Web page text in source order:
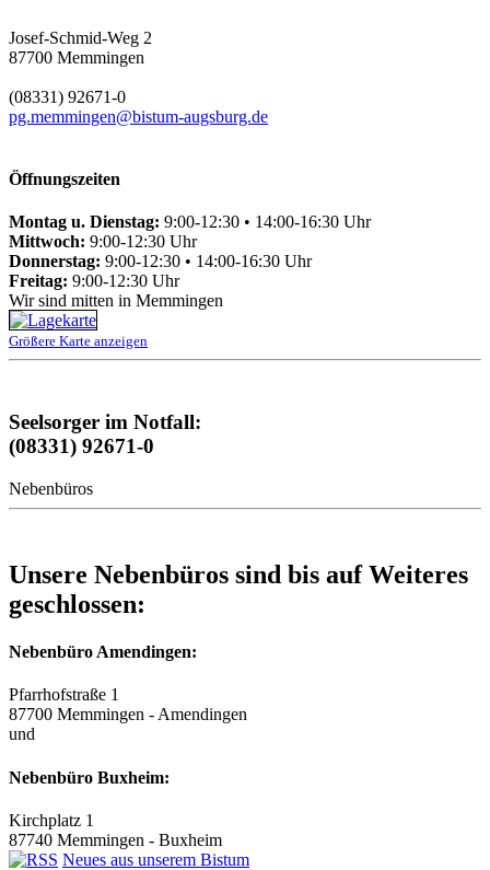
Josef-Schmid-Weg 2
87700 Memmingen
(08331) 92671-0
pg.memmingen@bistum-augsburg.de
Öffnungszeiten
Montag u. Dienstag: 9:00-12:30 • 14:00-16:30 Uhr
Mittwoch: 9:00-12:30 Uhr
Donnerstag: 9:00-12:30 • 14:00-16:30 Uhr
Freitag: 9:00-12:30 Uhr
Wir sind mitten in Memmingen
Größere Karte anzeigen
Seelsorger im Notfall:
(08331) 92671-0
Nebenbüros
Unsere Nebenbüros sind bis auf Weiteres
geschlossen:
Nebenbüro Amendingen:
Pfarrhofstraße 1
87700 Memmingen - Amendingen
und
Nebenbüro Buxheim:
Kirchplatz 1
87740 Memmingen - Buxheim
Neues aus unserem Bistum